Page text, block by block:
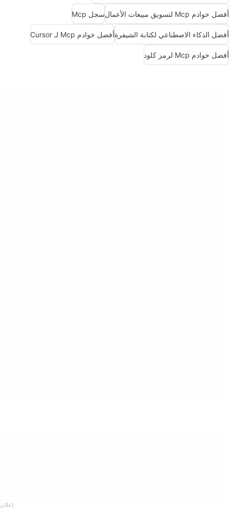
أفضل خوادم Mcp لتسويق مبيعات الأعمال سجل Mcp
أفضل الذكاء الاصطناعي لكتابة الشيفرةأفضل خوادم Mcp لـ Cursor
أفضل خوادم Mcp لرمز كلود